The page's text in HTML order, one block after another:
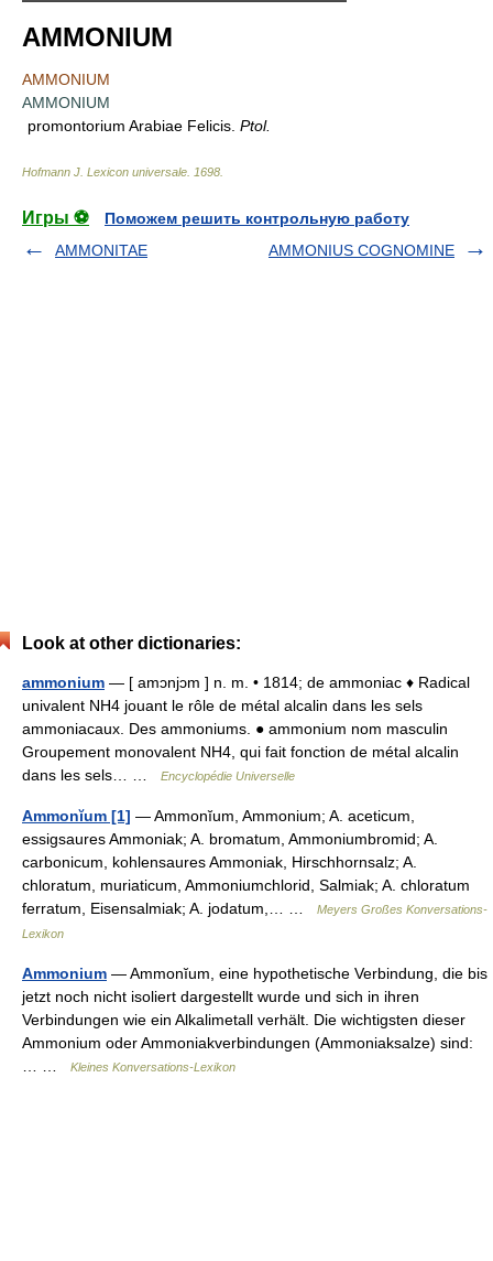
AMMONIUM
AMMONIUM
AMMONIUM
promontorium Arabiae Felicis. Ptol.
Hofmann J. Lexicon universale 1698
Игры ⚽
Поможем решить контрольную работу
AMMONITAE
AMMONIUS COGNOMINE
Look at other dictionaries:
ammonium — [ amɔnjɔm ] n. m. • 1814; de ammoniac ♦ Radical
univalent NH4 jouant le rôle de métal alcalin dans les sels
ammoniacaux. Des ammoniums. ● ammonium nom masculin
Groupement monovalent NH4, qui fait fonction de métal alcalin
dans les sels… …
Encyclopédie Universelle
Ammonĭum [1] — Ammonĭum, Ammonium; A. aceticum,
essigsaures Ammoniak; A. bromatum, Ammoniumbromid; A.
carbonicum, kohlensaures Ammoniak, Hirschhornsalz; A.
chloratum, muriaticum, Ammoniumchlorid, Salmiak; A. chloratum
ferratum, Eisensalmiak; A. jodatum,… …
Meyers Großes Konversations-
Lexikon
Ammonium — Ammonĭum, eine hypothetische Verbindung, die bis
jetzt noch nicht isoliert dargestellt wurde und sich in ihren
Verbindungen wie ein Alkalimetall verhält. Die wichtigsten dieser
Ammonium oder Ammoniakverbindungen (Ammoniaksalze) sind:
Kleines Konversations-Lexikon